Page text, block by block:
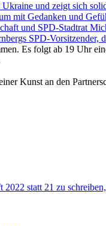
und zeigt sich
mit Gedanken und
und SPD-Stadtrat
SPD-Vorsitzender,
Es folgt ab 19 Uhr
Kunst an den
statt 21 zu